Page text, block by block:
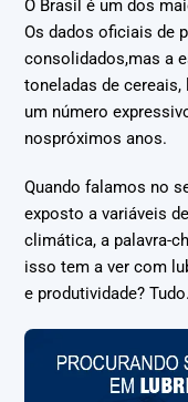
O Brasil é um dos
Os dados oficiais de
consolidados,mas a
toneladas de
um número
nospróximos anos.
Quando falamos no
exposto a variáveis
climática, a palavra-
isso tem a ver com
e produtividade? Tudo.